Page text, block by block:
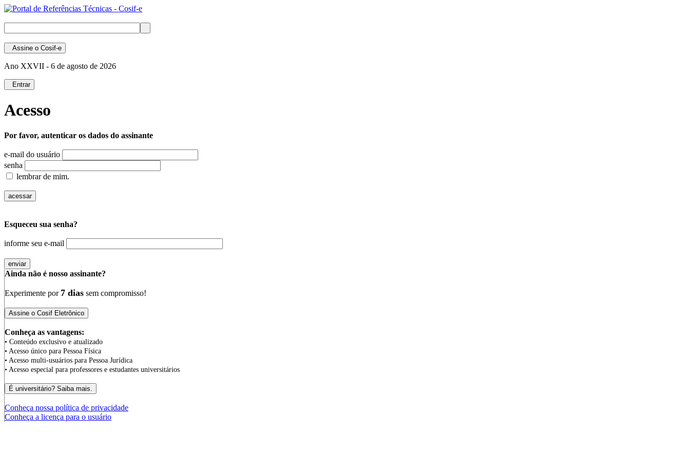
Assine o Cosif-e
Ano XXVII - 6 de agosto de 2026
Entrar
Acesso
Por favor, autenticar os dados do assinante
e-mail do usuário
senha
lembrar de mim.
Esqueceu sua senha?
informe seu e-mail
Ainda não é nosso assinante?
Experimente por 7 dias sem compromisso!
Conheça as vantagens:
• Conteúdo exclusivo e atualizado
• Acesso único para Pessoa Física
• Acesso multi-usuários para Pessoa Jurídica
• Acesso especial para professores e estudantes universitários
Conheça nossa política de privacidade
Conheça a licença para o usuário